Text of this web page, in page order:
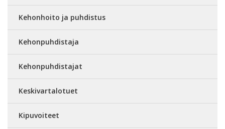
Kehonhoito ja puhdistus
Kehonpuhdistaja
Kehonpuhdistajat
Keskivartalotuet
Kipuvoiteet